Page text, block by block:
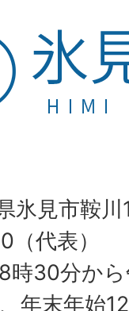
見市鞍川
代表）
時30分か
年末年始